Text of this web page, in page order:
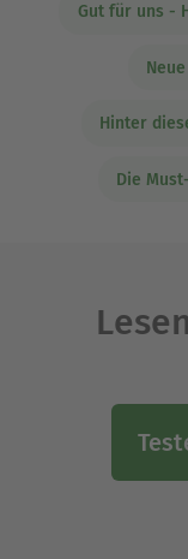
Gut für uns -
Hinter
Die